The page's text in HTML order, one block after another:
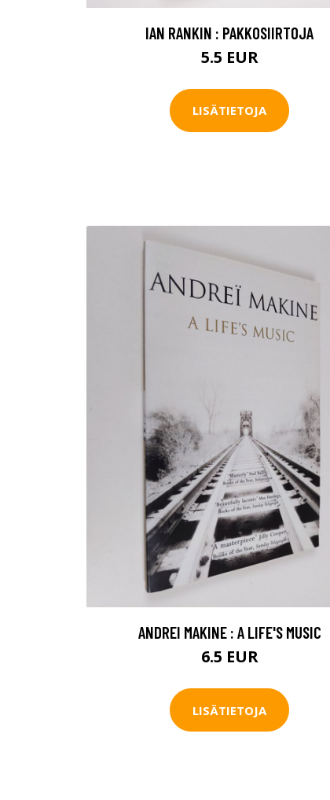
IAN RANKIN : PAKKOSIIRTOJA
5.5 EUR
LISÄTIETOJA
ANDREI MAKINE : A LIFE'S MUSIC
6.5 EUR
LISÄTIETOJA